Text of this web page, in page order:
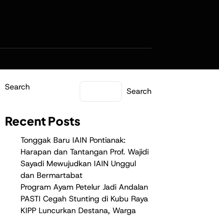
Search Search
Recent Posts
Tonggak Baru IAIN Pontianak:
Harapan dan Tantangan Prof. Wajidi
Sayadi Mewujudkan IAIN Unggul
dan Bermartabat
Program Ayam Petelur Jadi Andalan
PASTI Cegah Stunting di Kubu Raya
KIPP Luncurkan Destana, Warga